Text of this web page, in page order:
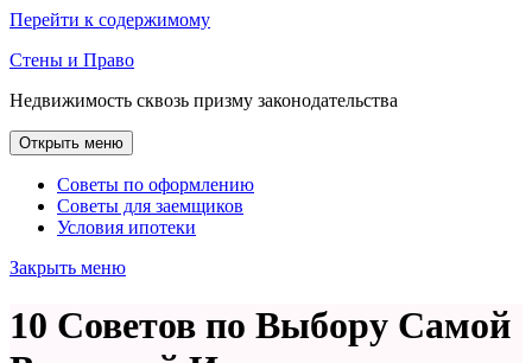
Перейти к содержимому
Стены и Право
Недвижимость сквозь призму законодательства
Открыть меню
Советы по оформлению
Советы для заемщиков
Условия ипотеки
Закрыть меню
10 Советов по Выбору Самой